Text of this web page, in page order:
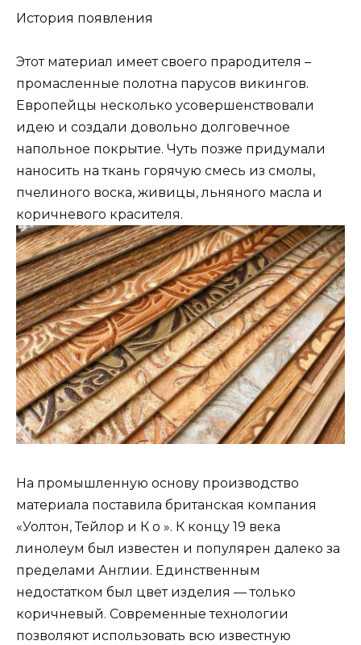
История появления
Этот материал имеет своего прародителя –
промасленные полотна парусов викингов.
Европейцы несколько усовершенствовали
идею и создали довольно долговечное
напольное покрытие. Чуть позже придумали
наносить на ткань горячую смесь из смолы,
пчелиного воска, живицы, льняного масла и
коричневого красителя.
На промышленную основу производство
материала поставила британская компания
«Уолтон, Тейлор и К о ». К концу 19 века
линолеум был известен и популярен далеко за
пределами Англии. Единственным
недостатком был цвет изделия — только
коричневый. Современные технологии
позволяют использовать всю известную